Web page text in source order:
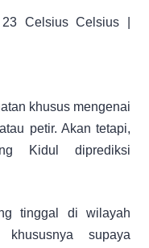
Celsius Celsius |
khusus mengenai
petir. Akan tetapi,
Kidul diprediksi
tinggal di wilayah
supaya